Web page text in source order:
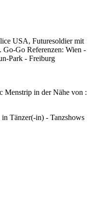
USA, Futuresoldier mit
Go-Go Referenzen: Wien -
Park - Freiburg
Menstrip in der Nähe von :
in Tänzer(-in) - Tanzshows